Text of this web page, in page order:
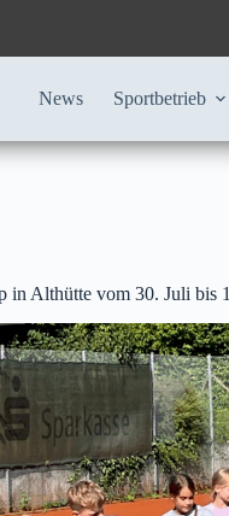
News Sportbetrieb
in Althütte vom 30. Juli bis